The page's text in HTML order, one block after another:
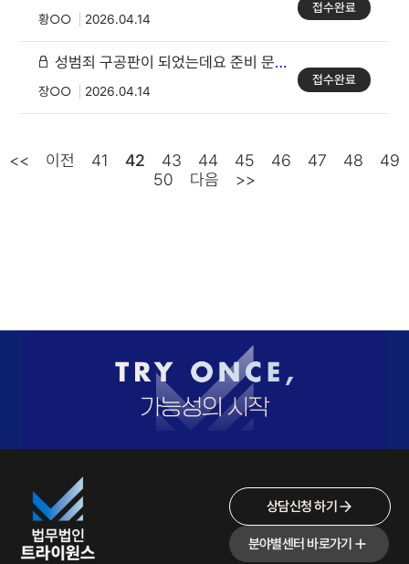
황○○ 2026.04.14
접수완료
성범죄 구공판이 되었는데요 준비 문의 남깁니다.
장○○ 2026.04.14
접수완료
<< 이전 41 42 43 44 45 46 47 48
49
50
다음 >>
상담신청 하기
분야별센터 바로가기